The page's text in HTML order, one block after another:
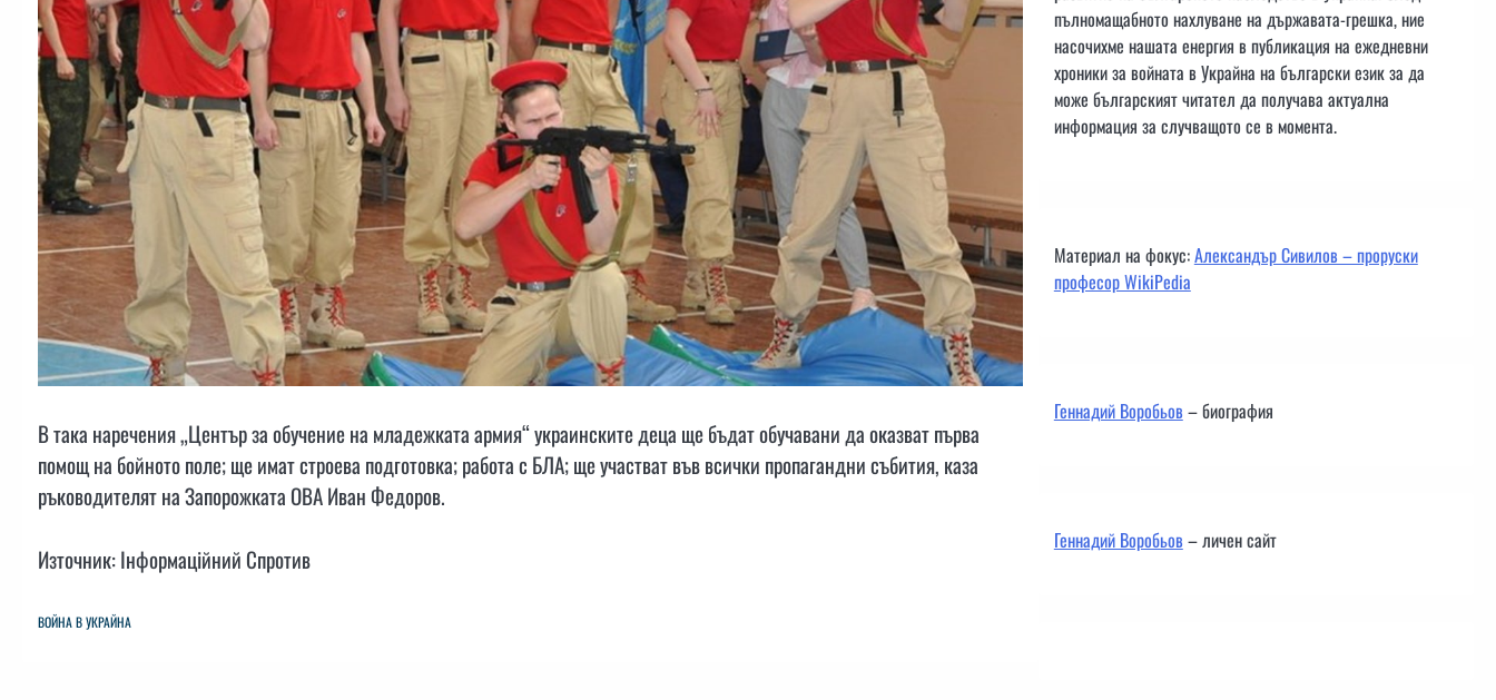
В така наречения „Център за обучение на младежката армия“ украинските деца ще бъдат обучавани да оказват първа
помощ на бойното поле; ще имат строева подготовка; работа с БЛА; ще участват във всички пропагандни събития, каза
ръководителят на Запорожката ОВА Иван Федоров.
Източник: Інформаційний Спротив
ВОЙНА В УКРАЙНА
пълномащабното нахлуване на държавата-грешка, ние
насочихме нашата енергия в публикация на ежедневни
хроники за войната в Украйна на български език за да
може българският читател да получава актуална
информация за случващото се в момента.
Материал на фокус:Александър Сивилов – проруски
професор WikiPedia
Геннадий Воробьов– биография
Геннадий Воробьов– личен сайт